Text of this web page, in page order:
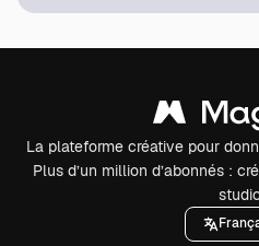
La plateforme créative pour
Plus d’un million d’abonnés :